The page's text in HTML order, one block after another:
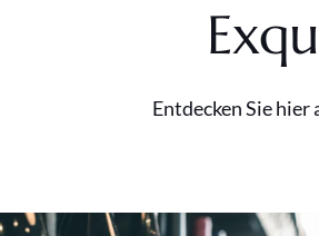
Entdecken Sie